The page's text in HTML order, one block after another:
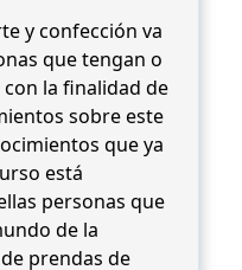
y confección va
que tengan o
la finalidad de
sobre este
que ya
está
personas que
de la
prendas de